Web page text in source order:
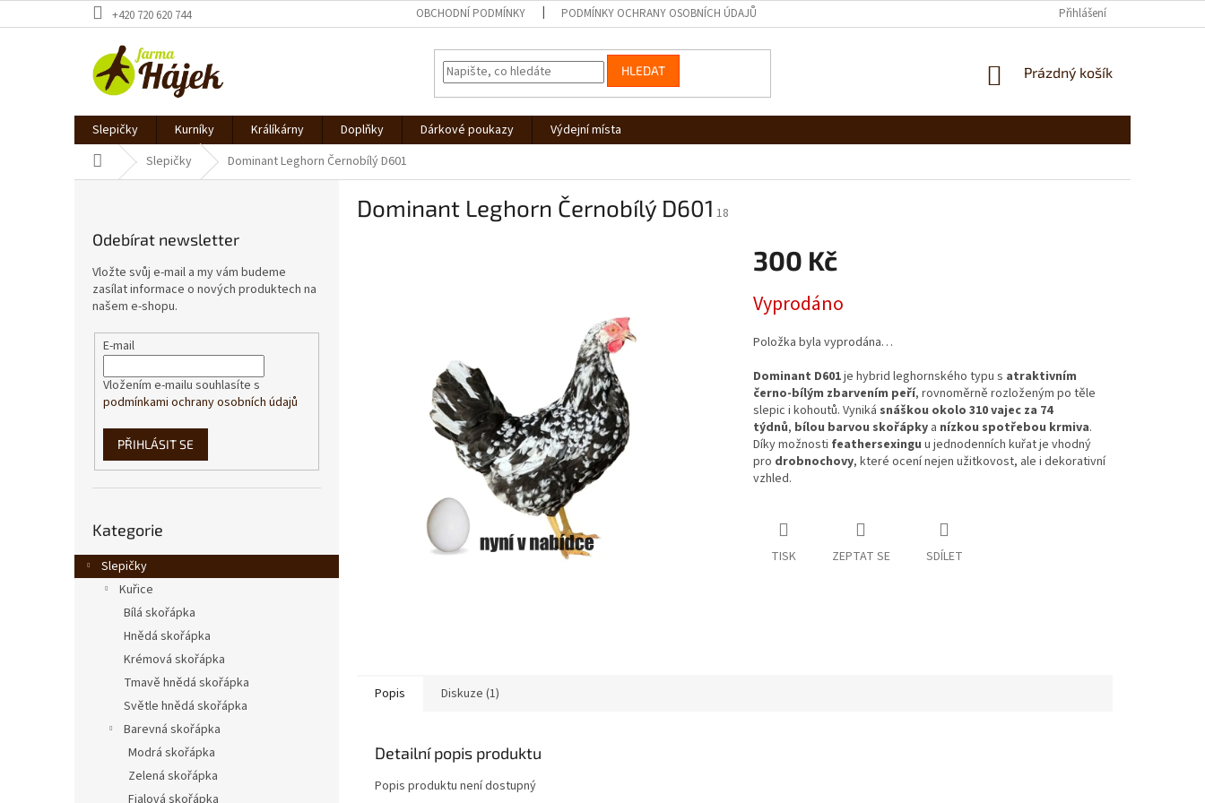
na
+420 720 620 744 OBCHODNÍ PODMÍNKY PODMÍNKY OCHRANY OSOBNÍCH ÚDAJŮ Přihlášení
HLEDAT
NÁKUPNÍ
Prázdný košík
Slepičky Kurníky Králíkárny Doplňky Dárkové poukazy
Výdejní místa
Domů Slepičky Dominant Leghorn Černobílý D601
Odebírat newsletter
Vložte svůj e-mail a my vám budeme
zasílat informace o nových produktech na
našem e-shopu.
E-mail
Vložením e-mailu souhlasíte s
podmínkami ochrany osobních údajů
PŘIHLÁSIT SE
kategorie
Kategorie
Slepičky
Kuřice
Bílá skořápka
Hnědá skořápka
Krémová skořápka
Tmavě hnědá skořápka
Světle hnědá skořápka
Barevná skořápka
Modrá skořápka
Zelená skořápka
Dominant Leghorn Černobílý D601 18
300 Kč
cena:
Vyprodáno
Položka byla vyprodána…
Dominant D601je hybrid leghornského typu s atraktivním
černo-bílým zbarvením peří, rovnoměrně rozloženým po těle
slepic i kohoutů. Vyniká snáškou okolo 310 vajec za 74
týdnů, bílou barvou skořápkya nízkou spotřebou krmiva.
Díky možnosti feathersexingu u jednodenních kuřat je vhodný
pro drobnochovy, které ocení nejen užitkovost, ale i dekorativní
vzhled.
TISK ZEPTAT SE SDÍLET
Popis Diskuze (1)
Detailní popis produktu
Popis produktu není dostupný